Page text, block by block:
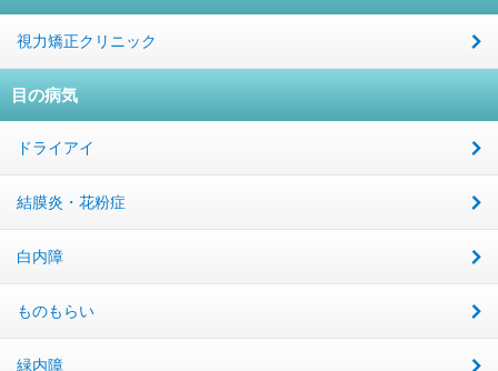
視力矯正クリニック
目の病気
ドライアイ
結膜炎・花粉症
白内障
ものもらい
緑内障